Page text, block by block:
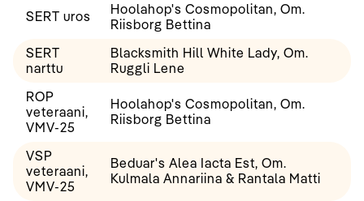
SERT uros
Hoolahop's Cosmopolitan, Om.
Riisborg Bettina
SERT
narttu
Blacksmith Hill White Lady, Om.
Ruggli Lene
ROP
veteraani,
VMV-25
Hoolahop's Cosmopolitan, Om.
Riisborg Bettina
VSP
veteraani,
VMV-25
Beduar's Alea Iacta Est, Om.
Kulmala Annariina & Rantala Matti